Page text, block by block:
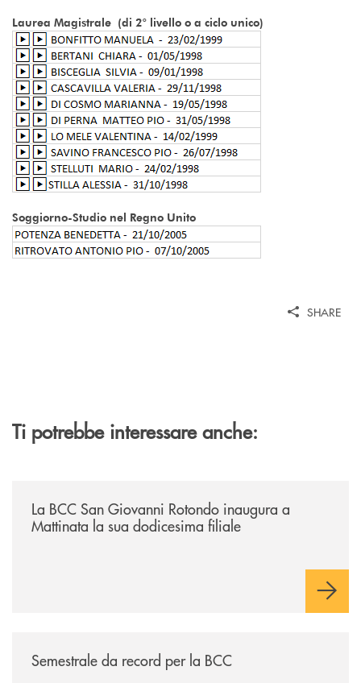
Laurea Magistrale (di 2° livello o a ciclo unico)
Soggiorno-Studio nel Regno Unito
SHARE
Ti potrebbe interessare anche:
La BCC San Giovanni Rotondo inaugura a
Mattinata la sua dodicesima filiale
Semestrale da record per la BCC